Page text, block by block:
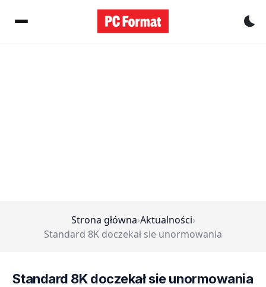
Strona główna›Aktualności›
Standard 8K doczekał sie unormowania
Standard 8K doczekał sie unormowania